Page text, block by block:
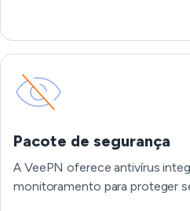
Pacote de segurança
A VeePN oferece antivírus
monitoramento para proteger